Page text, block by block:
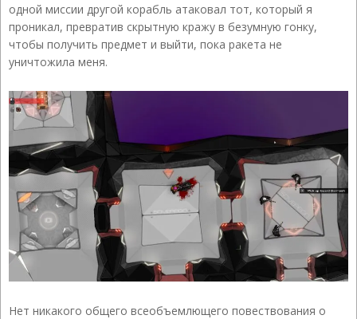
одной миссии другой корабль атаковал тот, который я
проникал, превратив скрытную кражу в безумную гонку,
чтобы получить предмет и выйти, пока ракета не
уничтожила меня.
Нет никакого общего всеобъемлющего повествования о